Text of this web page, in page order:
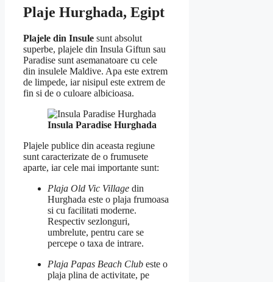
Plaje Hurghada, Egipt
Plajele din Insule sunt absolut
superbe, plajele din Insula Giftun sau
Paradise sunt asemanatoare cu cele
din insulele Maldive. Apa este extrem
de limpede, iar nisipul este extrem de
fin si de o culoare albicioasa.
Insula Paradise Hurghada
Plajele publice din aceasta regiune
sunt caracterizate de o frumusete
aparte, iar cele mai importante sunt:
Plaja Old Vic Village din
Hurghada este o plaja frumoasa
si cu facilitati moderne.
Respectiv sezlonguri,
umbrelute, pentru care se
percepe o taxa de intrare.
Plaja Papas Beach Club este o
plaja plina de activitate, pe